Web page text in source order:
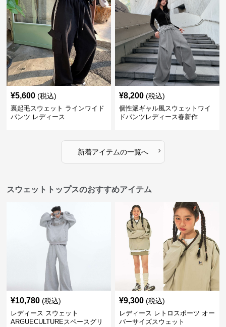
¥5,600 (税込)
裏起毛スウェット ラインワイド
パンツ レディース
¥8,200 (税込)
個性派ギャル風スウェットワイ
ドパンツレディース春新作
新着アイテムの一覧へ ›
スウェットトップスのおすすめアイテム
¥10,780 (税込)
レディース スウェット
ARGUECULTUREスペースグリ
¥9,300 (税込)
レディース レトロスポーツ オー
バーサイズスウェット